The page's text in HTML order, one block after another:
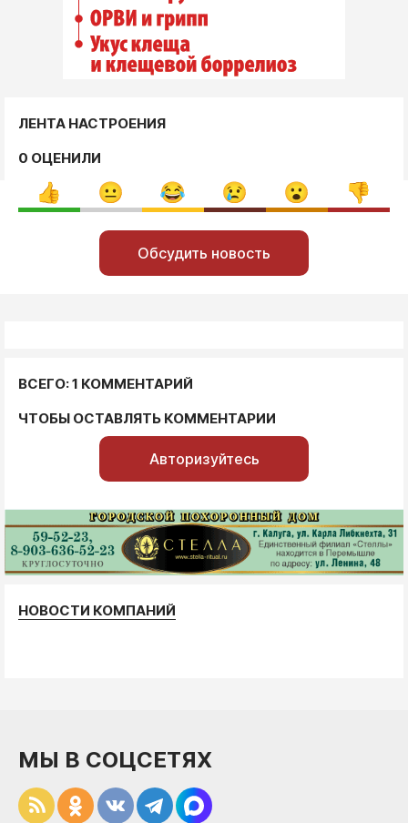
ЛЕНТА НАСТРОЕНИЯ
0 ОЦЕНИЛИ
Обсудить новость
ВСЕГО: 1 КОММЕНТАРИЙ
ЧТОБЫ ОСТАВЛЯТЬ КОММЕНТАРИИ
Авторизуйтесь
НОВОСТИ КОМПАНИЙ
МЫ В СОЦСЕТЯХ